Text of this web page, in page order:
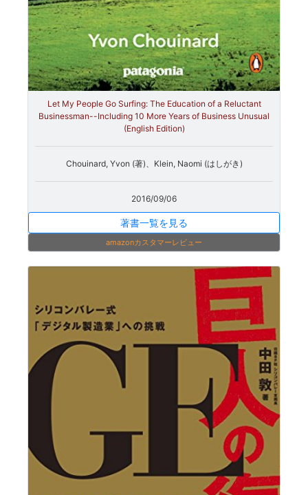
Let My People Go Surfing: The Education of a Reluctant
Businessman--Including 10 More Years of Business Unusual
(English Edition)
Chouinard, Yvon (著)、Klein, Naomi (はしがき)
2016/09/06
著書一覧を見る
amazonカスタマーレビュー